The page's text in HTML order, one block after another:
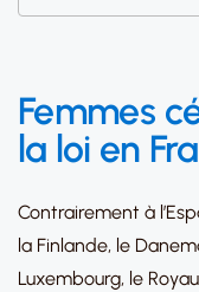
Femmes
la loi en
Contrairement à
la Finlande, le
Luxembourg, le